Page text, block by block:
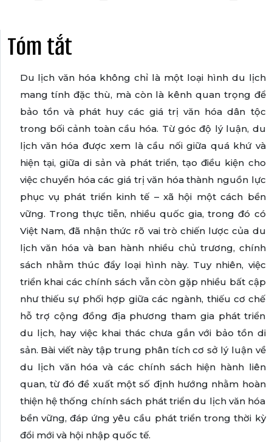
Tóm tắt
Du lịch văn hóa không chỉ là một loại hình du lịch
mang tính đặc thù, mà còn là kênh quan trọng để
bảo tồn và phát huy các giá trị văn hóa dân tộc
trong bối cảnh toàn cầu hóa. Từ góc độ lý luận, du
lịch văn hóa được xem là cầu nối giữa quá khứ và
hiện tại, giữa di sản và phát triển, tạo điều kiện cho
việc chuyển hóa các giá trị văn hóa thành nguồn lực
phục vụ phát triển kinh tế – xã hội một cách bền
vững. Trong thực tiễn, nhiều quốc gia, trong đó có
Việt Nam, đã nhận thức rõ vai trò chiến lược của du
lịch văn hóa và ban hành nhiều chủ trương, chính
sách nhằm thúc đẩy loại hình này. Tuy nhiên, việc
triển khai các chính sách vẫn còn gặp nhiều bất cập
như thiếu sự phối hợp giữa các ngành, thiếu cơ chế
hỗ trợ cộng đồng địa phương tham gia phát triển
du lịch, hay việc khai thác chưa gắn với bảo tồn di
sản. Bài viết này tập trung phân tích cơ sở lý luận về
du lịch văn hóa và các chính sách hiện hành liên
quan, từ đó đề xuất một số định hướng nhằm hoàn
thiện hệ thống chính sách phát triển du lịch văn hóa
bền vững, đáp ứng yêu cầu phát triển trong thời kỳ
đổi mới và hội nhập quốc tế.